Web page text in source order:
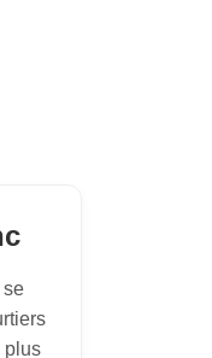
se
plus